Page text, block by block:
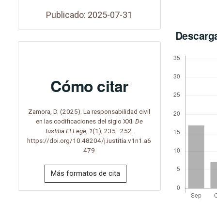
Publicado: 2025-07-31
Cómo citar
Zamora, D. (2025). La responsabilidad civil
en las codificaciones del siglo XXI. De
Iustitia Et Lege, 1(1), 235–252.
https://doi.org/10.48204/j.iustitia.v1n1.a6
479
Más formatos de cita